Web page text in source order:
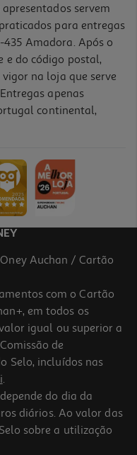
Azeite E Rosmaninho
servem
para entregas
Amadora. Após o
e do código postal,
na loja que serve
apenas
continental,
Auchan / Cartão
com o Cartão
em todos os
igual ou superior a
de
Selo, incluídos nas
.
do dia da
diários. Ao valor das
sobre a utilização